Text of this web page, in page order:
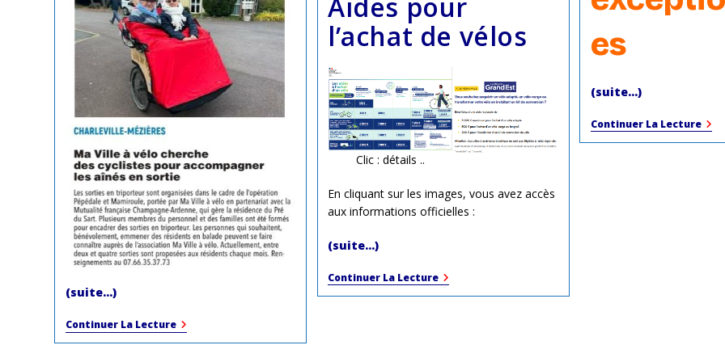
es
(suite…)
Continuer La Lecture
Fin
(suite…)
Continuer La LecturePresse
2024
l’achat de vélos
Clic : détails ..
En cliquant sur les images, vous avez accès
aux informations officielles :
(suite…)
Continuer La LectureAides
Pour